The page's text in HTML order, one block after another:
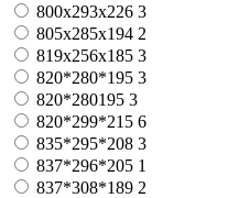
800x293x226 3
805x285x194 2
819x256x185 3
820*280*195 3
820*280195 3
820*299*215 6
835*295*208 3
837*296*205 1
837*308*189 2